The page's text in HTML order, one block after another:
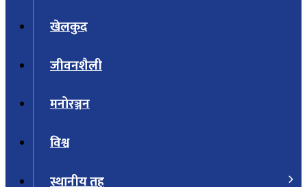
खेलकुद
जीवनशैली
मनोरञ्जन
विश्व
स्थानीय तह